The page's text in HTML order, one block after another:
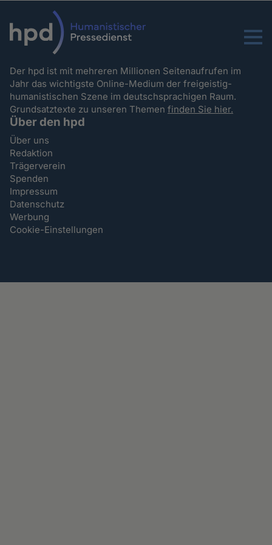
Menu
Der hpd ist mit mehreren Millionen Seitenaufrufen im
Jahr das wichtigste Online-Medium der freigeistig-
humanistischen Szene im deutschsprachigen Raum.
Grundsatztexte zu unseren Themenfinden Sie hier.
Über den hpd
Über uns
Redaktion
Trägerverein
Spenden
Impressum
Datenschutz
Werbung
Cookie-Einstellungen